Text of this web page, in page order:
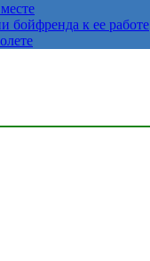
бойфренда к ее работе